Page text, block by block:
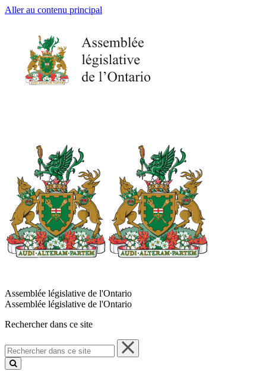
Aller au contenu principal
Assemblée législative de l'Ontario
Assemblée législative de l'Ontario
Rechercher dans ce site
Rechercher
dans
ce